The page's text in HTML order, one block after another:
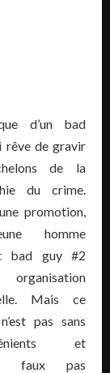
d’un bad
rêve de gravir
de la
du crime.
promotion,
homme
bad guy #2
organisation
Mais ce
pas sans
et
faux pas